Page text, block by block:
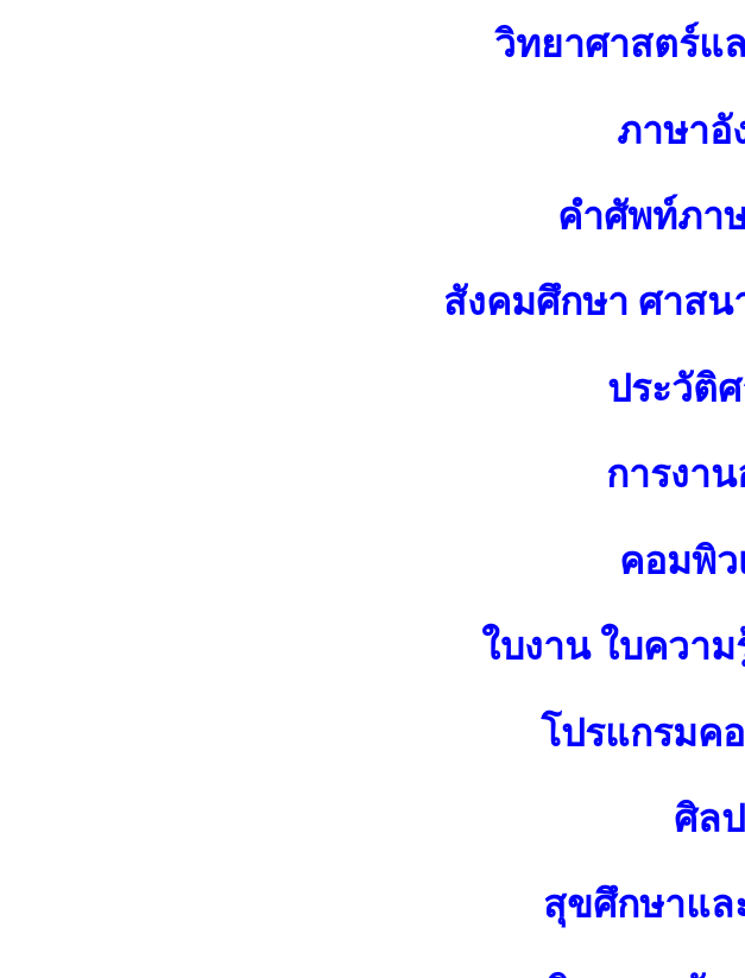
วิทยาศาสตร์แ
ภาษาอั
คำศัพท์ภา
สังคมศึกษา ศาส
ประวัติ
การงา
คอมพิว
ใบงาน ใบควา
โปรแกรมค
ศิล
สุขศึกษาแล